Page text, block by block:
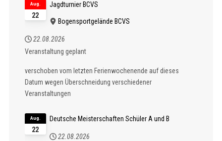
22
Aug. Jagdturnier BCVS
Bogensportgelände BCVS
22.08.2026
Veranstaltung geplant
verschoben vom letzten Ferienwochenende auf dieses
Datum wegen Überschneidung verschiedener
Veranstaltungen
22
Aug. Deutsche Meisterschaften Schüler A und B
22.08.2026